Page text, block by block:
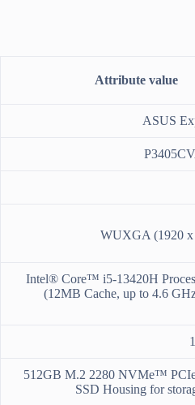
Attribute value
ASUS
WUXGA (1920 x
Intel® Core™ i5-13420H
(12MB Cache, up to 4.6
512GB M.2 2280 NVMe™
SSD Housing for